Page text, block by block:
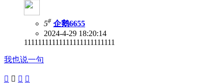
5# 企鹅6655
2024-4-29 18:20:14
11111111111111111111111111
我也说一句
   